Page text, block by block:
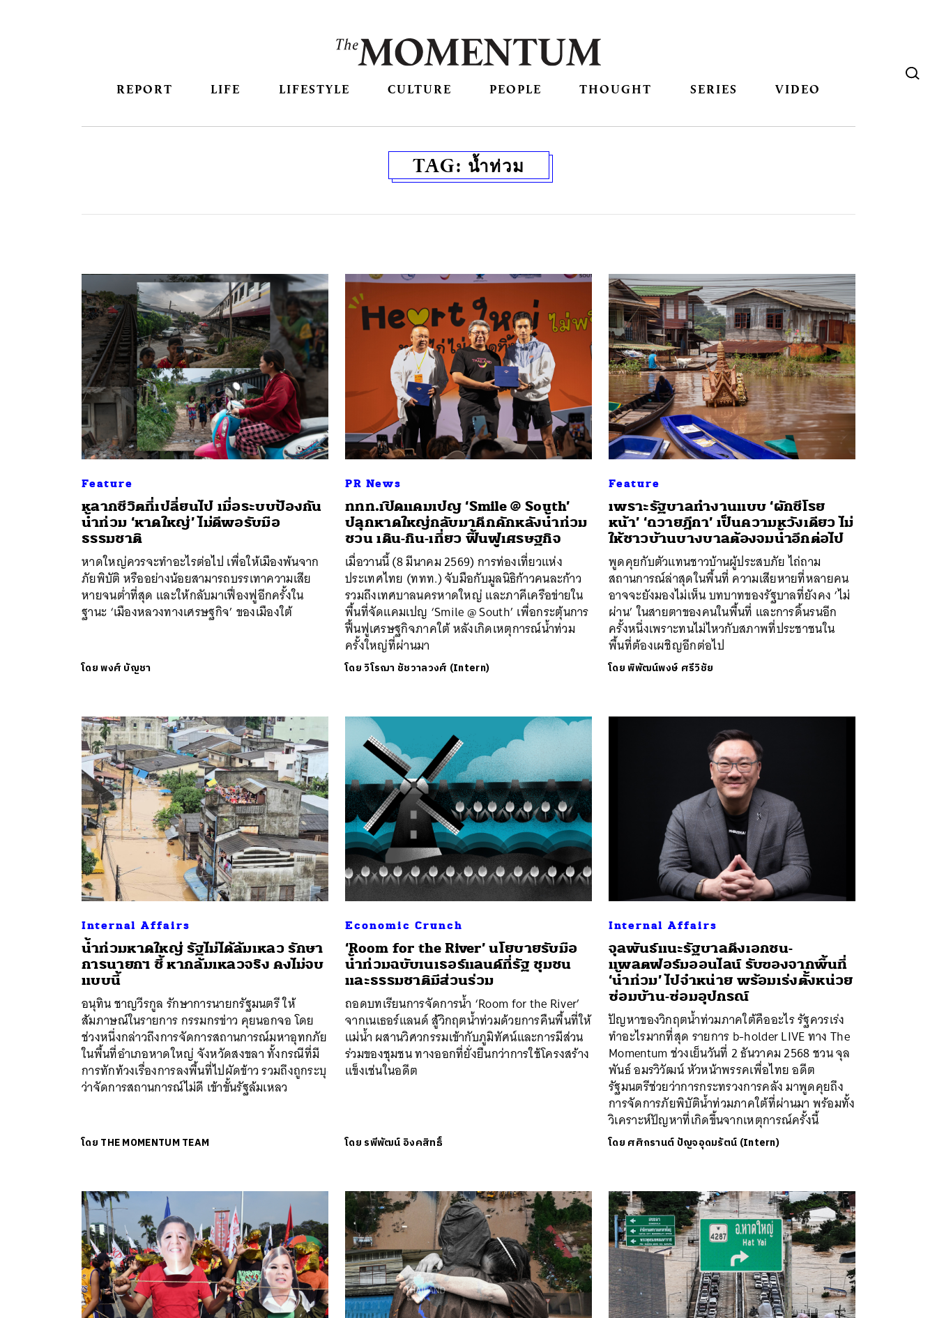
REPORT LIFE LIFESTYLE CULTURE PEOPLE THOUGHT SERIES VIDEO
TAG: น้ำท่วม
Feature
หลากชีวิตที่เปลี่ยนไป เมื่อระบบป้องกัน
น้ำท่วม ‘หาดใหญ่’ ไม่ดีพอรับมือ
ธรรมชาติ
หาดใหญ่ควรจะทำอะไรต่อไป เพื่อให้เมืองพ้นจาก
ภัยพิบัติ หรืออย่างน้อยสามารถบรรเทาความเสีย
หายจนต่ำที่สุด และให้กลับมาเฟื่องฟูอีกครั้งใน
ฐานะ ‘เมืองหลวงทางเศรษฐกิจ’ ของเมืองใต้
โดยพงศ์ บัญชา
PR News
ททท.เปิดแคมเปญ ‘Smile @ South’
ปลุกหาดใหญ่กลับมาคึกคักหลังน้ำท่วม
ชวน เดิน-กิน-เที่ยว ฟื้นฟูเศรษฐกิจ
เมื่อวานนี้ (8 มีนาคม 2569) การท่องเที่ยวแห่ง
ประเทศไทย (ททท.) จับมือกับมูลนิธิก้าวคนละก้าว
รวมถึงเทศบาลนครหาดใหญ่ และภาคีเครือข่ายใน
พื้นที่จัดแคมเปญ ‘Smile @ South’ เพื่อกระตุ้นการ
ฟื้นฟูเศรษฐกิจภาคใต้ หลังเกิดเหตุการณ์น้ำท่วม
ครั้งใหญ่ที่ผ่านมา
โดยวิโรฌา ชัชวาลวงศ์ (Intern)
Feature
เพราะรัฐบาลทำงานแบบ ‘ผักชีโรย
หน้า’ ‘ถวายฎีกา’ เป็นความหวังเดียว ไม่
ให้ชาวบ้านบางบาลต้องจมน้ำอีกต่อไป
พูดคุยกับตัวแทนชาวบ้านผู้ประสบภัย ไถ่ถาม
สถานการณ์ล่าสุดในพื้นที่ ความเสียหายที่หลายคน
อาจจะยังมองไม่เห็น บทบาทของรัฐบาลที่ยังคง ‘ไม่
ผ่าน’ ในสายตาของคนในพื้นที่ และการดิ้นรนอีก
ครั้งหนึ่งเพราะทนไม่ไหวกับสภาพที่ประชาชนใน
พื้นที่ต้องเผชิญอีกต่อไป
โดยพิพัฒน์พงษ์ ศรีวิชัย
Internal Affairs
น้ำท่วมหาดใหญ่ รัฐไม่ได้ล้มเหลว รักษา
การนายกฯ ชี้ หากล้มเหลวจริง คงไม่จบ
แบบนี้
อนุทิน ชาญวีรกูล รักษาการนายกรัฐมนตรี ให้
สัมภาษณ์ในรายการ กรรมกรข่าว คุยนอกจอ โดย
ช่วงหนึ่งกล่าวถึงการจัดการสถานการณ์มหาอุทกภัย
ในพื้นที่อำเภอหาดใหญ่ จังหวัดสงขลา ทั้งกรณีที่มี
การทักท้วงเรื่องการลงพื้นที่ไปผัดข้าว รวมถึงถูกระบุ
ว่าจัดการสถานการณ์ไม่ดี เข้าขั้นรัฐล้มเหลว
โดย THE MOMENTUM TEAM
Economic Crunch
‘Room for the River’ นโยบายรับมือ
น้ำท่วมฉบับเนเธอร์แลนด์ที่รัฐ ชุมชน
และธรรมชาติมีส่วนร่วม
ถอดบทเรียนการจัดการน้ำ ‘Room for the River’
จากเนเธอร์แลนด์ สู้วิกฤตน้ำท่วมด้วยการคืนพื้นที่ให้
แม่น้ำ ผสานวิศวกรรมเข้ากับภูมิทัศน์และการมีส่วน
ร่วมของชุมชน ทางออกที่ยั่งยืนกว่าการใช้โครงสร้าง
แข็งเช่นในอดีต
โดย รพีพัฒน์ อิงคสิทธิ์
Internal Affairs
จุลพันธ์แนะรัฐบาลดึงเอกชน-
แพลตฟอร์มออนไลน์ รับของจากพื้นที่
‘น้ำท่วม’ ไปจำหน่าย พร้อมเร่งตั้งหน่วย
ซ่อมบ้าน-ซ่อมอุปกรณ์
ปัญหาของวิกฤตน้ำท่วมภาคใต้คืออะไร รัฐควรเร่ง
ทำอะไรมากที่สุด รายการ b-holder LIVE ทาง The
Momentum ช่วงเย็นวันที่ 2 ธันวาคม 2568 ชวน จุล
พันธ์ อมรวิวัฒน์ หัวหน้าพรรคเพื่อไทย อดีต
รัฐมนตรีช่วยว่าการกระทรวงการคลัง มาพูดคุยถึง
การจัดการภัยพิบัติน้ำท่วมภาคใต้ที่ผ่านมา พร้อมทั้ง
วิเคราะห์ปัญหาที่เกิดขึ้นจากเหตุการณ์ครั้งนี้
โดย ศศิกรานต์ ปัญจอุดมรัตน์ (Intern)
ค้นหา
SHARE TWEET LINE EMAIL